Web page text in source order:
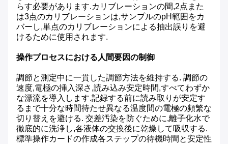
らす必要があります.カリブレーションの間,2点また
は3点のカリブレーションは,サンプルのpH範囲をカ
バーし,単点のカリブレーションによる抽出誤りを避
けるために使用されます.
操作プロセスにおける人間要因の制御
調節と測定中に一貫した調節方法を維持する. 調節の
速度,電極の挿入深さ,読み込み安定時間,すべてわずか
な漂流を導入します.記録する前に読み取りが安定す
るまで十分な時間待たせ異なる温度間の電極の頻繁な
切り替えを避ける. 交差汚染を防ぐために,離子化水で
徹底的に洗浄し,各液体の交換後に乾燥して吸収する.
標準操作カードの作成各ステップの待機時間と安定性